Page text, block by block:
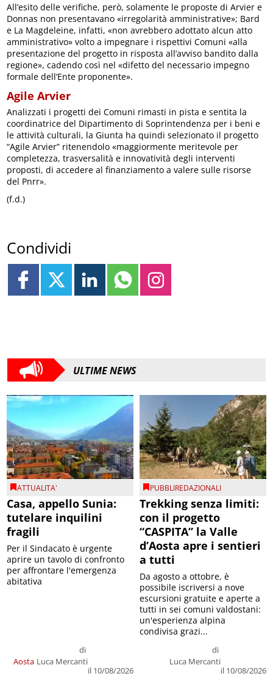
All’esito delle verifiche, però, solamente le proposte di Arvier e
Donnas non presentavano «irregolarità amministrative»; Bard
e La Magdeleine, infatti, «non avrebbero adottato alcun atto
amministrativo» volto a impegnare i rispettivi Comuni «alla
presentazione del progetto in risposta all’avviso bandito dalla
regione», cadendo così nel «difetto del necessario impegno
formale dell’Ente proponente».
Agile Arvier
Analizzati i progetti dei Comuni rimasti in pista e sentita la
coordinatrice del Dipartimento di Soprintendenza per i beni e
le attività culturali, la Giunta ha quindi selezionato il progetto
“Agile Arvier” ritenendolo «maggiormente meritevole per
completezza, trasversalità e innovatività degli interventi
proposti, di accedere al finanziamento a valere sulle risorse
del Pnrr».
(f.d.)
Condividi
ULTIME NEWS
ATTUALITA'
Casa, appello Sunia:
tutelare inquilini
fragili
Aosta
di
Luca Mercanti
il 10/08/2026
Per il Sindacato è urgente
aprire un tavolo di confronto
per affrontare l'emergenza
abitativa
PUBBLIREDAZIONALI
Trekking senza limiti:
con il progetto
“CASPITA” la Valle
d’Aosta apre i sentieri
a tutti
di
Luca Mercanti
il 10/08/2026
Da agosto a ottobre, è
possibile iscriversi a nove
escursioni gratuite e aperte a
tutti in sei comuni valdostani:
un'esperienza alpina
condivisa grazi...